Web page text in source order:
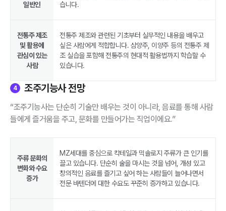
일반인
습니다.
전통주 제조
및 활용에
관심이 있는
사람
전통주 제조와 관련된 기초부터 실무적인 내용을 배우고
싶은 사람에게 적합합니다. 삼양주, 이양주 등의 전통주 제
조 실습을 포함해 전통주의 현대적 활용법까지 학습할 수
있습니다.
4 조주기능사 전망
“조주기능사는 단순히 기술만 배우는 것이 아니라, 음료를 통해 사람
들에게 즐거움을 주고, 문화를 만들어가는 직업이에요.”
주류 문화의
변화와 수요
증가
MZ세대를 중심으로 칵테일과 믹솔로지 주류가 큰 인기를
끌고 있습니다. 단순히 술을 마시는 것을 넘어, 개성 있고
창의적인 음료를 즐기고 싶어 하는 사람들이 늘어나면서
전문 바텐더에 대한 수요도 꾸준히 증가하고 있습니다.